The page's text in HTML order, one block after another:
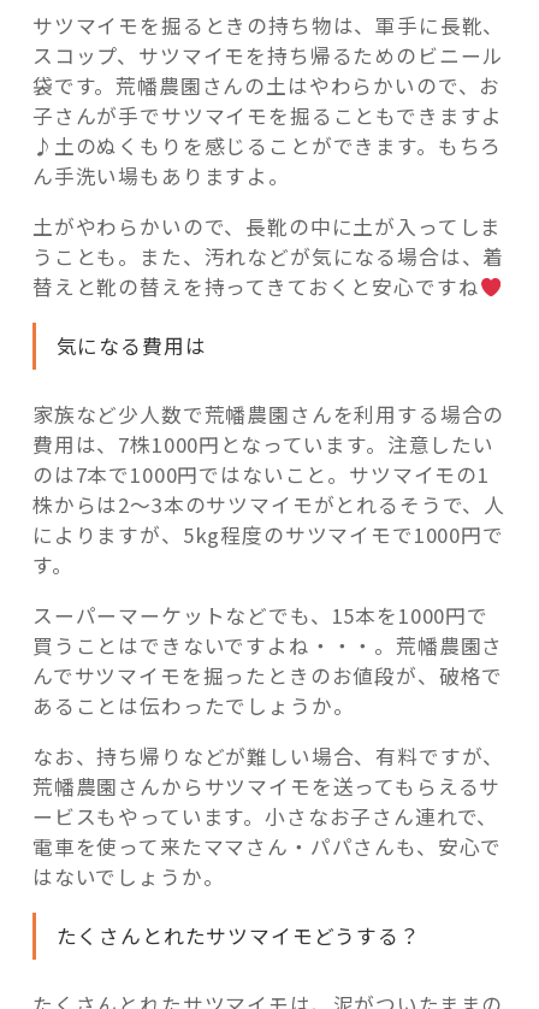
サツマイモを掘るときの持ち物は、軍手に長靴、
スコップ、サツマイモを持ち帰るためのビニール
袋です。荒幡農園さんの土はやわらかいので、お
子さんが手でサツマイモを掘ることもできますよ
♪土のぬくもりを感じることができます。もちろ
ん手洗い場もありますよ。
土がやわらかいので、長靴の中に土が入ってしま
うことも。また、汚れなどが気になる場合は、着
替えと靴の替えを持ってきておくと安心ですね
気になる費用は
家族など少人数で荒幡農園さんを利用する場合の
費用は、7株1000円となっています。注意したい
のは7本で1000円ではないこと。サツマイモの1
株からは2～3本のサツマイモがとれるそうで、人
によりますが、5kg程度のサツマイモで1000円で
す。
スーパーマーケットなどでも、15本を1000円で
買うことはできないですよね・・・。荒幡農園さ
んでサツマイモを掘ったときのお値段が、破格で
あることは伝わったでしょうか。
なお、持ち帰りなどが難しい場合、有料ですが、
荒幡農園さんからサツマイモを送ってもらえるサ
ービスもやっています。小さなお子さん連れで、
電車を使って来たママさん・パパさんも、安心で
はないでしょうか。
たくさんとれたサツマイモどうする？